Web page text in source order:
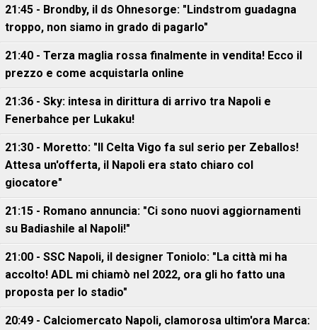
21:45 - Brondby, il ds Ohnesorge: "Lindstrom guadagna
troppo, non siamo in grado di pagarlo"
21:40 - Terza maglia rossa finalmente in vendita! Ecco il
prezzo e come acquistarla online
21:36 - Sky: intesa in dirittura di arrivo tra Napoli e
Fenerbahce per Lukaku!
21:30 - Moretto: "Il Celta Vigo fa sul serio per Zeballos!
Attesa un'offerta, il Napoli era stato chiaro col
giocatore"
21:15 - Romano annuncia: "Ci sono nuovi aggiornamenti
su Badiashile al Napoli!"
21:00 - SSC Napoli, il designer Toniolo: "La città mi ha
accolto! ADL mi chiamò nel 2022, ora gli ho fatto una
proposta per lo stadio"
20:49 - Calciomercato Napoli, clamorosa ultim'ora Marca: